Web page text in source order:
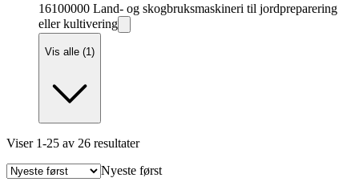
16100000 Land- og skogbruksmaskineri til jordpreparering
eller kultivering
Vis alle (1)
Viser 1-25 av 26 resultater
Nyeste først